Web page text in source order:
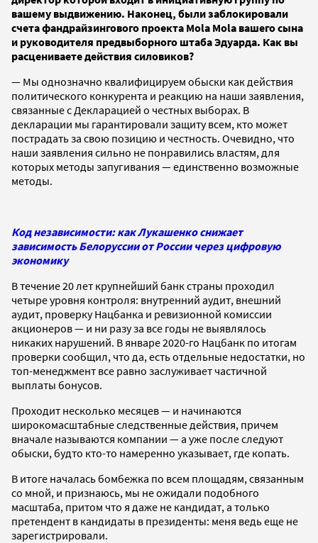
вашему выдвижению. Наконец, были заблокировали
счета фандрайзингового проекта Mola Mola вашего сына
и руководителя предвыборного штаба Эдуарда. Как вы
расцениваете действия силовиков?
— Мы однозначно квалифицируем обыски как действия
политического конкурента и реакцию на наши заявления,
связанные с Декларацией о честных выборах. В
декларации мы гарантировали защиту всем, кто может
пострадать за свою позицию и честность. Очевидно, что
наши заявления сильно не понравились властям, для
которых методы запугивания — единственно возможные
методы.
Код независимости: как Лукашенко снижает
зависимость Белоруссии от России через цифровую
экономику
В течение 20 лет крупнейший банк страны проходил
четыре уровня контроля: внутренний аудит, внешний
аудит, проверку Нацбанка и ревизионной комиссии
акционеров — и ни разу за все годы не выявлялось
никаких нарушений. В январе 2020-го Нацбанк по итогам
проверки сообщил, что да, есть отдельные недостатки, но
топ-менеджмент все равно заслуживает частичной
выплаты бонусов.
Проходит несколько месяцев — и начинаются
широкомасштабные следственные действия, причем
вначале называются компании — а уже после следуют
обыски, будто кто-то намеренно указывает, где копать.
В итоге началась бомбежка по всем площадям, связанным
со мной, и признаюсь, мы не ожидали подобного
масштаба, притом что я даже не кандидат, а только
претендент в кандидаты в президенты: меня ведь еще не
зарегистрировали.